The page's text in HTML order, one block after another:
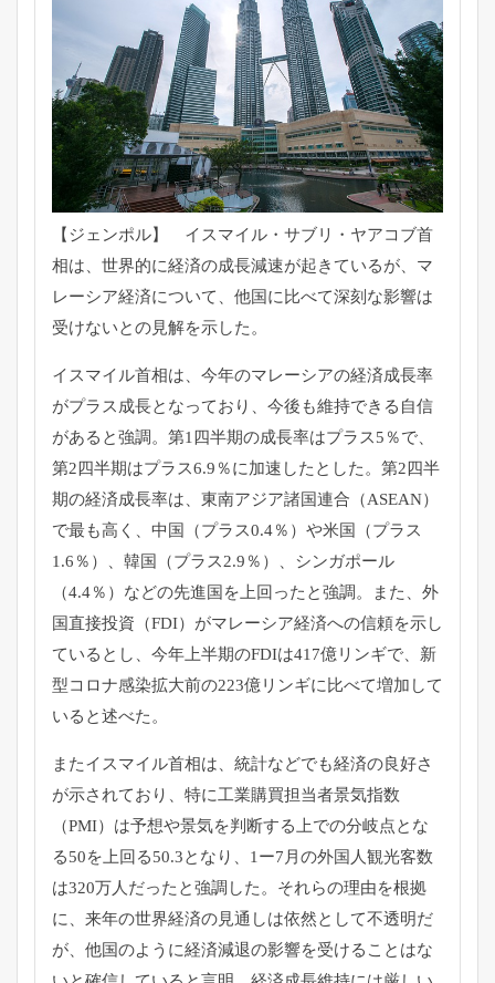
【ジェンポル】 イスマイル・サブリ・ヤアコブ首
相は、 世界的に経済の成長減速が起きているが、 マ
レーシア経済について、 他国に比べて深刻な影響は
受けないとの見解を示した。
イスマイル首相は、 今年のマレーシアの経済成長率
がプラス成長となっており、 今後も維持できる自信
があると強調。 第1四半期の成長率はプラス5％で、
第2四半期はプラス6.9％に加速したとした。第2四半
期の経済成長率は、 東南アジア諸国連合（ASEAN）
で最も高く、中国（プラス0.4％）や米国（プラス
1.6％）、韓国（プラス2.9％）、 シンガポール
（4.4％）などの先進国を上回ったと強調。また、 外
国直接投資（FDI） がマレーシア経済への信頼を示し
ているとし、 今年上半期のFDIは417億リンギで、 新
型コロナ感染拡大前の223億リンギに比べて増加して
いると述べた。
またイスマイル首相は、 統計などでも経済の良好さ
が示されており、 特に工業購買担当者景気指数
（PMI） は予想や景気を判断する上での分岐点とな
る50を上回る50.3となり、 1ー7月の外国人観光客数
は320万人だったと強調した。 それらの理由を根拠
に、 来年の世界経済の見通しは依然として不透明だ
が、 他国のように経済減退の影響を受けることはな